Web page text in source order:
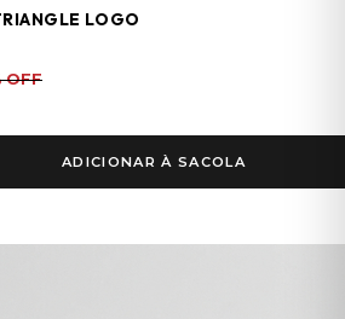
LOGO
OFF
ADICIONAR À SACOLA